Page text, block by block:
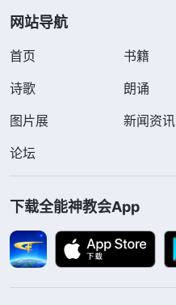
网站导航
首页 书籍
诗歌
朗诵
图片展
新闻资讯
论坛
下载全能神教会App